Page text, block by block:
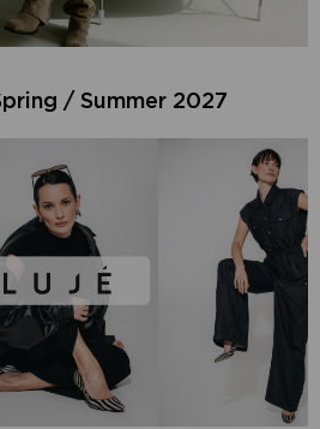
/ Summer 2027